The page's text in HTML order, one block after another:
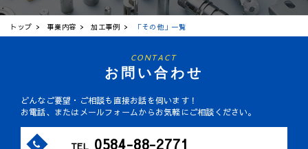
トップ 事業内容 加工事例 「その他」一覧
CONTACT
お問い合わせ
どんなご要望・ご相談も直接お話を伺います！
お電話、またはメールフォームからお気軽にご相談ください。
TEL 0584-88-2771